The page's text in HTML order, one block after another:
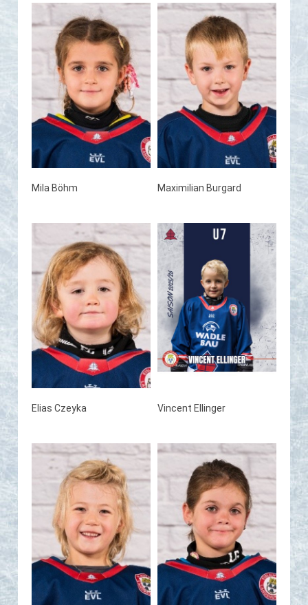
Mila Böhm Maximilian Burgard
Elias Czeyka Vincent Ellinger